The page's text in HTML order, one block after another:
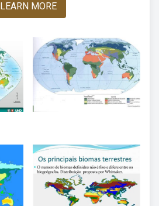
LEARN MORE